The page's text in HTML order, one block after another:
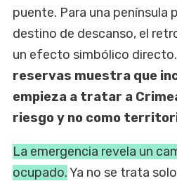
puente. Para una península
destino de descanso, el
un efecto simbólico directo.
reservas muestra que
empieza a tratar a
riesgo y no como
La emergencia revela un
ocupado.Ya no se trata